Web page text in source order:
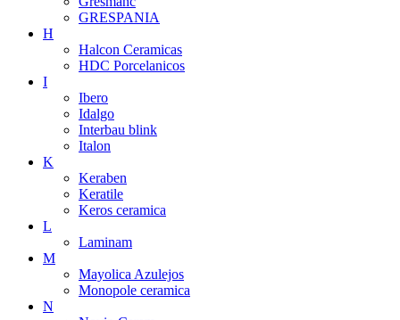
GRESPANIA
H
Halcon Ceramicas
HDC Porcelanicos
I
Ibero
Idalgo
Interbau blink
Italon
K
Keraben
Keratile
Keros ceramica
L
Laminam
M
Mayolica Azulejos
Monopole ceramica
N